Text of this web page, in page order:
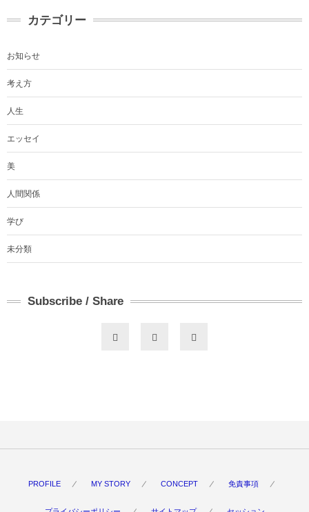
カテゴリー
お知らせ
考え方
人生
エッセイ
美
人間関係
学び
未分類
Subscribe / Share
PROFILE MY STORY CONCEPT 免責事項